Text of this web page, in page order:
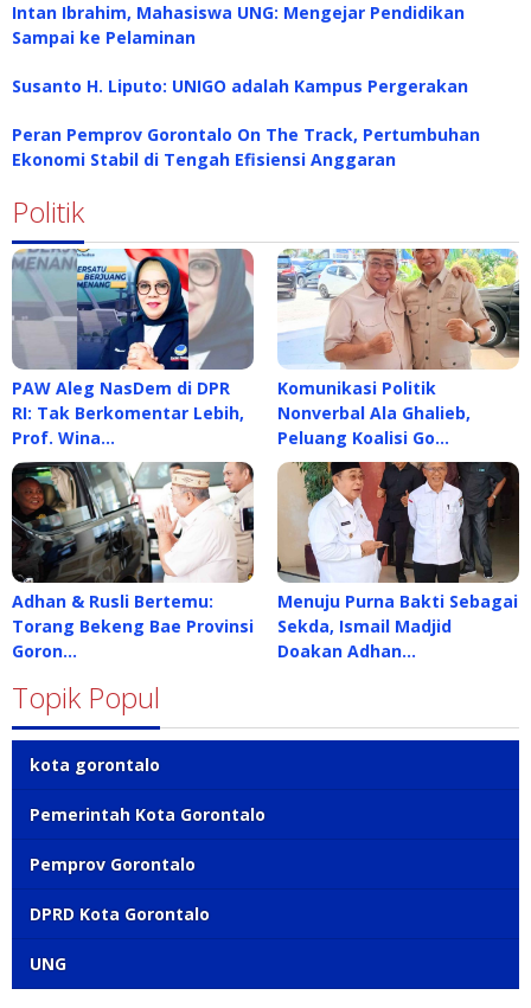
Intan Ibrahim, Mahasiswa UNG: Mengejar Pendidikan
Sampai ke Pelaminan
Susanto H. Liputo: UNIGO adalah Kampus Pergerakan
Peran Pemprov Gorontalo On The Track, Pertumbuhan
Ekonomi Stabil di Tengah Efisiensi Anggaran
Politik
PAW Aleg NasDem di DPR
RI: Tak Berkomentar Lebih,
Prof. Wina…
Komunikasi Politik
Nonverbal Ala Ghalieb,
Peluang Koalisi Go…
Adhan & Rusli Bertemu:
Torang Bekeng Bae Provinsi
Goron…
Menuju Purna Bakti Sebagai
Sekda, Ismail Madjid
Doakan Adhan…
Topik Popul
kota gorontalo
Pemerintah Kota Gorontalo
Pemprov Gorontalo
DPRD Kota Gorontalo
UNG